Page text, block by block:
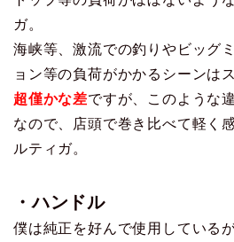
ガ。
海峡等、激流での釣りやビッグ
ョン等の負荷がかかるシーンは
超僅かな差ですが、このような
なので、店頭で巻き比べて軽く
ルティガ。
・ハンドル
僕は純正を好んで使用している